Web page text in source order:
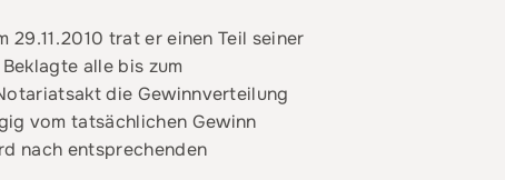
trat er einen Teil seiner
alle bis zum
die Gewinnverteilung
vom tatsächlichen Gewinn
nach entsprechenden